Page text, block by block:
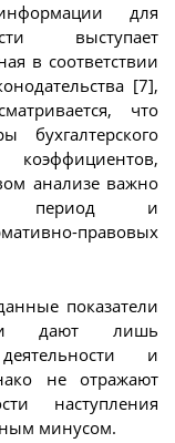
для
выступает
в соответствии
[7],
что
бухгалтерского
анализе важно
период и
правовых
показатели
дают лишь
и
не отражают
наступления
минусом.